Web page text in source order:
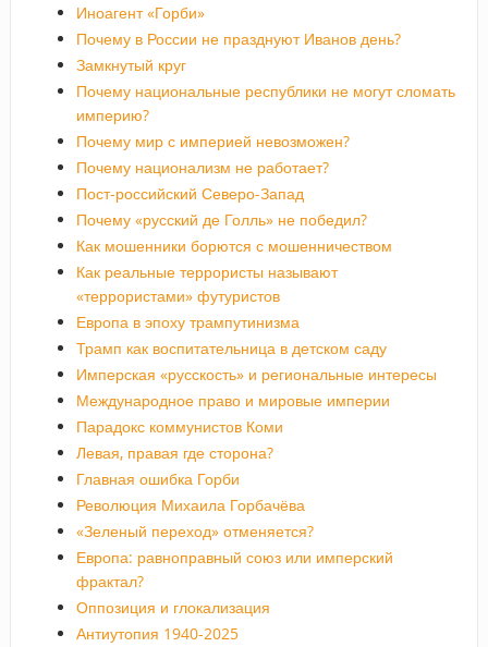
Иноагент «Горби»
Почему в России не празднуют Иванов день?
Замкнутый круг
Почему национальные республики не могут сломать
империю?
Почему мир с империей невозможен?
Почему национализм не работает?
Пост-российский Северо-Запад
Почему «русский де Голль» не победил?
Как мошенники борются с мошенничеством
Как реальные террористы называют
«террористами» футуристов
Европа в эпоху трампутинизма
Трамп как воспитательница в детском саду
Имперская «русскость» и региональные интересы
Международное право и мировые империи
Парадокс коммунистов Коми
Левая, правая где сторона?
Главная ошибка Горби
Революция Михаила Горбачёва
«Зеленый переход» отменяется?
Европа: равноправный союз или имперский
фрактал?
Оппозиция и глокализация
Антиутопия 1940-2025